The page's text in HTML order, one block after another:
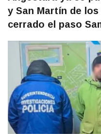
y San Martín de
cerrado el paso